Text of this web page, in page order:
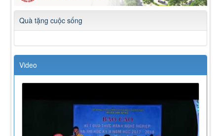
Quà tặng cuộc sống
Video